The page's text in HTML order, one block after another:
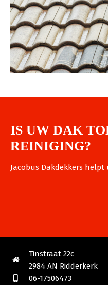
IS UW DAK
REINIGING?
Jacobus Dakdekkers helpt
Tinstraat 22c
2984 AN Ridderkerk
06-17506473